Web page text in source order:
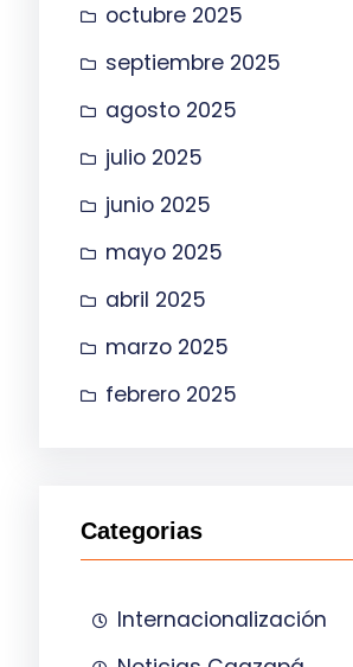
octubre 2025
septiembre 2025
agosto 2025
julio 2025
junio 2025
mayo 2025
abril 2025
marzo 2025
febrero 2025
Categorias
Internacionalización